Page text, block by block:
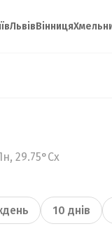
ЛьвівВінниця
29.75°Сх
10 днів